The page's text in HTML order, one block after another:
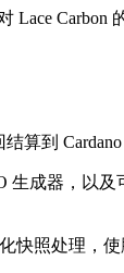
Lace
算到 Cardano
生成器，以
快照处理，